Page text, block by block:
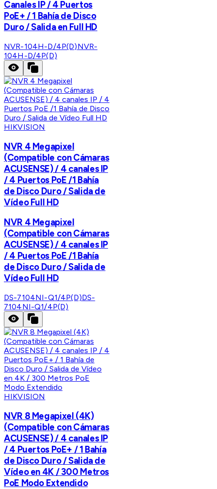
Canales IP / 4 Puertos
PoE+ / 1 Bahía de Disco
Duro / Salida en Full HD
NVR-104H-D/4P(D)NVR-
104H-D/4P(D)
HIKVISION
NVR 4 Megapixel
(Compatible con Cámaras
ACUSENSE) / 4 canales IP
/ 4 Puertos PoE /1 Bahía
de Disco Duro / Salida de
Vídeo Full HD
NVR 4 Megapixel
(Compatible con Cámaras
ACUSENSE) / 4 canales IP
/ 4 Puertos PoE /1 Bahía
de Disco Duro / Salida de
Vídeo Full HD
DS-7104NI-Q1/4P(D)DS-
7104NI-Q1/4P(D)
HIKVISION
NVR 8 Megapixel (4K)
(Compatible con Cámaras
ACUSENSE) / 4 canales IP
/ 4 Puertos PoE+ / 1 Bahía
de Disco Duro / Salida de
Vídeo en 4K / 300 Metros
PoE Modo Extendido